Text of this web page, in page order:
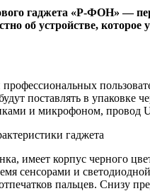
гаджета «Р-ФОН» —
об устройстве,
поставлять в
и микрофоном, провод
имеет корпус черного
сенсорами и
пальцев. Снизу